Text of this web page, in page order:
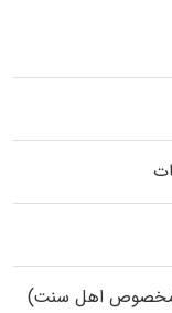
(مخصوص اهل سنت)